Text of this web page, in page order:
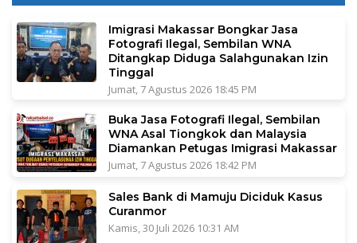
Imigrasi Makassar Bongkar Jasa
Fotografi Ilegal, Sembilan WNA
Ditangkap Diduga Salahgunakan Izin
Tinggal
Jumat, 7 Agustus 2026 18:45 PM
Buka Jasa Fotografi Ilegal, Sembilan
WNA Asal Tiongkok dan Malaysia
Diamankan Petugas Imigrasi Makassar
Jumat, 7 Agustus 2026 18:42 PM
Sales Bank di Mamuju Diciduk Kasus
Curanmor
Kamis, 30 Juli 2026 10:31 AM